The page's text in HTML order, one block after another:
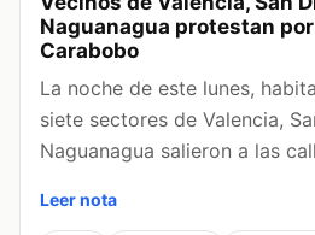
Naguanagua protestan
Carabobo
La noche de este lunes,
siete sectores de Valencia,
Naguanagua salieron a las
Leer nota